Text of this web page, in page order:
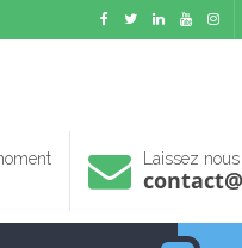
Laissez